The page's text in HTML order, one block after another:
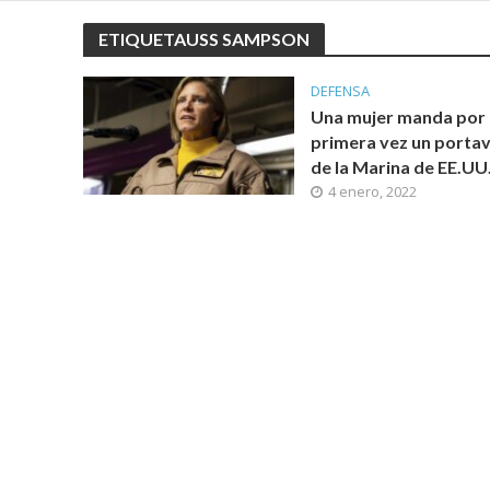
ETIQUETAUSS SAMPSON
DEFENSA
Una mujer manda por
primera vez un
de la Marina de EE.UU.
4 enero, 2022